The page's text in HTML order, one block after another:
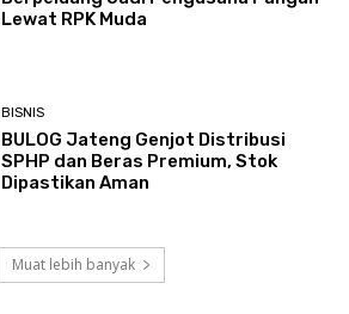
Lewat RPK Muda
BISNIS
BULOG Jateng Genjot Distribusi
SPHP dan Beras Premium, Stok
Dipastikan Aman
Muat lebih banyak